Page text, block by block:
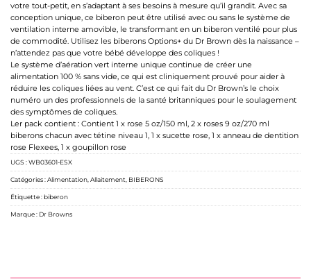
votre tout-petit, en s’adaptant à ses besoins à mesure qu’il grandit. Avec sa
conception unique, ce biberon peut être utilisé avec ou sans le système de
ventilation interne amovible, le transformant en un biberon ventilé pour plus
de commodité. Utilisez les biberons Options+ du Dr Brown dès la naissance –
n’attendez pas que votre bébé développe des coliques !
Le système d’aération vert interne unique continue de créer une
alimentation 100 % sans vide, ce qui est cliniquement prouvé pour aider à
réduire les coliques liées au vent. C’est ce qui fait du Dr Brown’s le choix
numéro un des professionnels de la santé britanniques pour le soulagement
des symptômes de coliques.
Ler pack contient : Contient 1 x rose 5 oz/150 ml, 2 x roses 9 oz/270 ml
biberons chacun avec tétine niveau 1, 1 x sucette rose, 1 x anneau de dentition
rose Flexees, 1 x goupillon rose
UGS :WB03601-ESX
Catégories :Alimentation,Allaitement, BIBERONS
Étiquette : biberon
Marque : Dr Browns